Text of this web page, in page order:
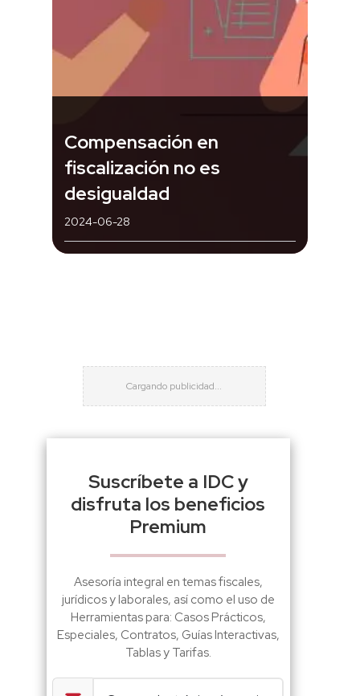
Compensación en
fiscalización no es
desigualdad
2024-06-28
Suscríbete a IDC y
disfruta los beneficios
Premium
Asesoría integral en temas fiscales,
jurídicos y laborales, así como el uso de
Herramientas para: Casos Prácticos,
Especiales, Contratos, Guías Interactivas,
Tablas y Tarifas.